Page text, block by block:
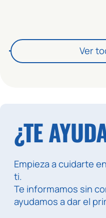
Ver
¿TE
Empieza a cuidarte
ti.
Te informamos sin
ayudamos a dar el